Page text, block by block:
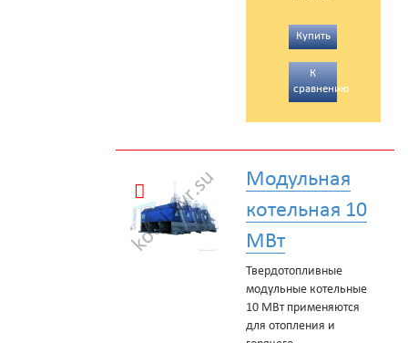
Купить
К
сравнению
Модульная
котельная 10
МВт
Твердотопливные
модульные котельные
10 МВт применяются
для отопления и